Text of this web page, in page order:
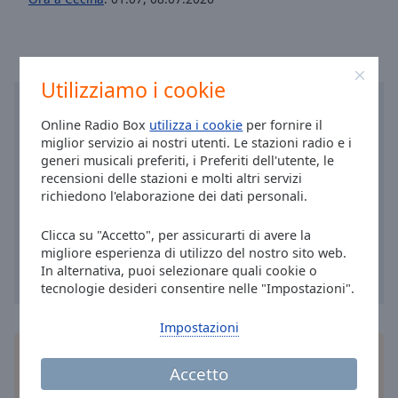
Utilizziamo i cookie
Online Radio Box utilizza i cookie per fornire il
miglior servizio ai nostri utenti. Le stazioni radio e i
generi musicali preferiti, i Preferiti dell'utente, le
recensioni delle stazioni e molti altri servizi
richiedono l'elaborazione dei dati personali.
Clicca su "Accetto", per assicurarti di avere la
migliore esperienza di utilizzo del nostro sito web.
In alternativa, puoi selezionare quali cookie o
tecnologie desideri consentire nelle "Impostazioni".
Accetto
Impostazioni
Area
Opacity
Installal'applicazionegratuita Online Radio Box
per il tuo smartphone e ascolta le tue stazioni